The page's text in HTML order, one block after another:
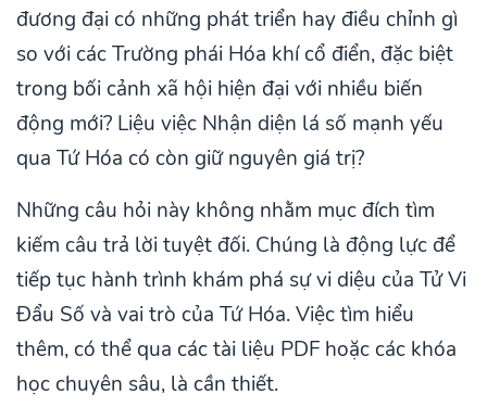
đương đại có những phát triển hay điều chỉnh gì
so với các Trường phái Hóa khí cổ điển, đặc biệt
trong bối cảnh xã hội hiện đại với nhiều biến
động mới? Liệu việc Nhận diện lá số mạnh yếu
qua Tứ Hóa có còn giữ nguyên giá trị?
Những câu hỏi này không nhằm mục đích tìm
kiếm câu trả lời tuyệt đối. Chúng là động lực để
tiếp tục hành trình khám phá sự vi diệu của Tử Vi
Đẩu Số và vai trò của Tứ Hóa. Việc tìm hiểu
thêm, có thể qua các tài liệu PDF hoặc các khóa
học chuyên sâu, là cần thiết.